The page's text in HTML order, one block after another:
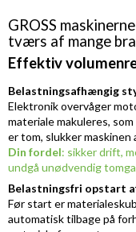
GROSS
tværs af mange
Effektiv
Belastningsafhængig
Elektronik overvåger
materiale makuleres,
er tom, slukker maskinen
Din fordel: sikker drift,
undgå unødvendig
Belastningsfri opstart
Før start er
automatisk tilbage på